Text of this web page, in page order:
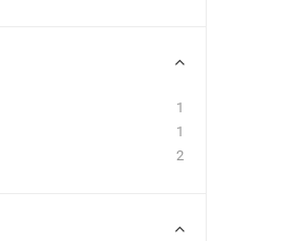
1
1
2